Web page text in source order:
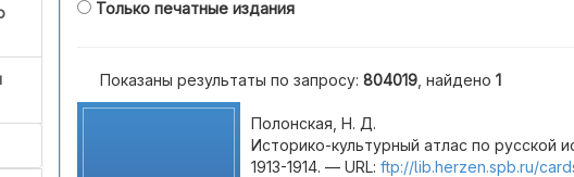
Только печатные издания
Показаны результаты по запросу: 804019 , найдено 1
Полонская, Н. Д.
Историко-культурный атлас по русской
1913-1914. — URL: ftp://lib.herzen.spb.ru/